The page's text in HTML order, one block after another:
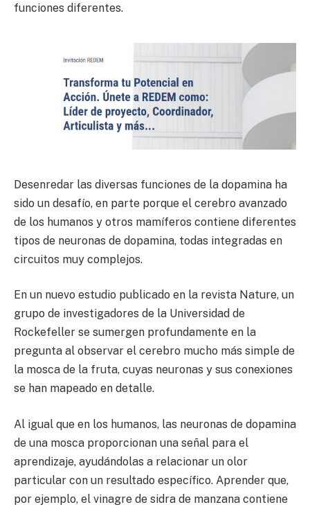
funciones diferentes.
Desenredar las diversas funciones de la dopamina ha
sido un desafío, en parte porque el cerebro avanzado
de los humanos y otros mamíferos contiene diferentes
tipos de neuronas de dopamina, todas integradas en
circuitos muy complejos.
En un nuevo estudio publicado en la revista Nature, un
grupo de investigadores de la Universidad de
Rockefeller se sumergen profundamente en la
pregunta al observar el cerebro mucho más simple de
la mosca de la fruta, cuyas neuronas y sus conexiones
se han mapeado en detalle.
Al igual que en los humanos, las neuronas de dopamina
de una mosca proporcionan una señal para el
aprendizaje, ayudándolas a relacionar un olor
particular con un resultado específico. Aprender que,
por ejemplo, el vinagre de sidra de manzana contiene